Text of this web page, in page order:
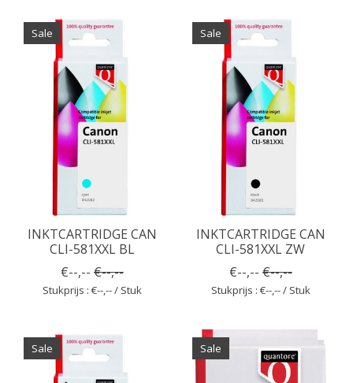
Sale
INKTCARTRIDGE CAN
CLI-581XXL BL
€--,-- €--,--
Stukprijs : €--,-- / Stuk
Sale
INKTCARTRIDGE CAN
CLI-581XXL ZW
€--,-- €--,--
Stukprijs : €--,-- / Stuk
Sale Sale